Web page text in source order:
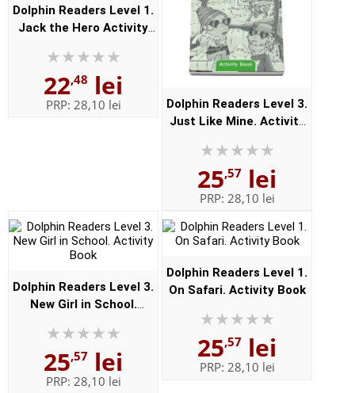
Dolphin Readers Level 1.
Jack the Hero Activity
22,48 lei
PRP: 28,10 lei
Dolphin Readers Level 3.
Just Like Mine. Activity
25,57 lei
PRP: 28,10 lei
Dolphin Readers Level 3.
New Girl in School.
25,57 lei
PRP: 28,10 lei
Dolphin Readers Level 1.
On Safari. Activity Book
25,57 lei
PRP: 28,10 lei